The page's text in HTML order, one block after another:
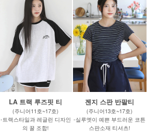
LA 트랙 루즈핏 티
(주니어11호~17호)
-트랙스타일과 레글런 디자인
의 꿀 조합!
젠지 스판 반팔티
(주니어13호~17호)
-실루엣이 예쁜 부드러운 코튼
스판소재 티셔츠!